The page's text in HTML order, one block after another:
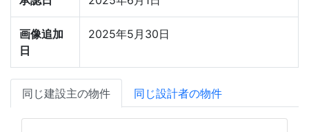
画像追加
日
2025年5月30日
同じ建設主の物件 同じ設計者の物件